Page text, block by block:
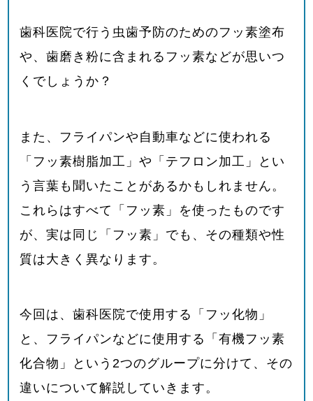
歯科医院で行う虫歯予防のためのフッ素塗布
や、歯磨き粉に含まれるフッ素などが思いつ
くでしょうか？
また、フライパンや自動車などに使われる
「フッ素樹脂加工」や「テフロン加工」とい
う言葉も聞いたことがあるかもしれません。
これらはすべて「フッ素」を使ったものです
が、実は同じ「フッ素」でも、その種類や性
質は大きく異なります。
今回は、歯科医院で使用する「フッ化物」
と、フライパンなどに使用する「有機フッ素
化合物」という 2つのグループに分けて、その
違いについて解説していきます。